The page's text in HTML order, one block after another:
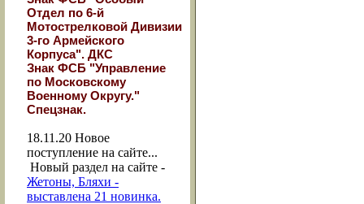
Отдел по 6-й
Мотострелковой Дивизии
3-го Армейского
Корпуса". ДКС
Знак ФСБ "Управление
по Московскому
Военному Округу."
Спецзнак.
18.11.20 Новое
поступление на сайте...
Новый раздел на сайте -
Жетоны, Бляхи -
выставлена 21 новинка.